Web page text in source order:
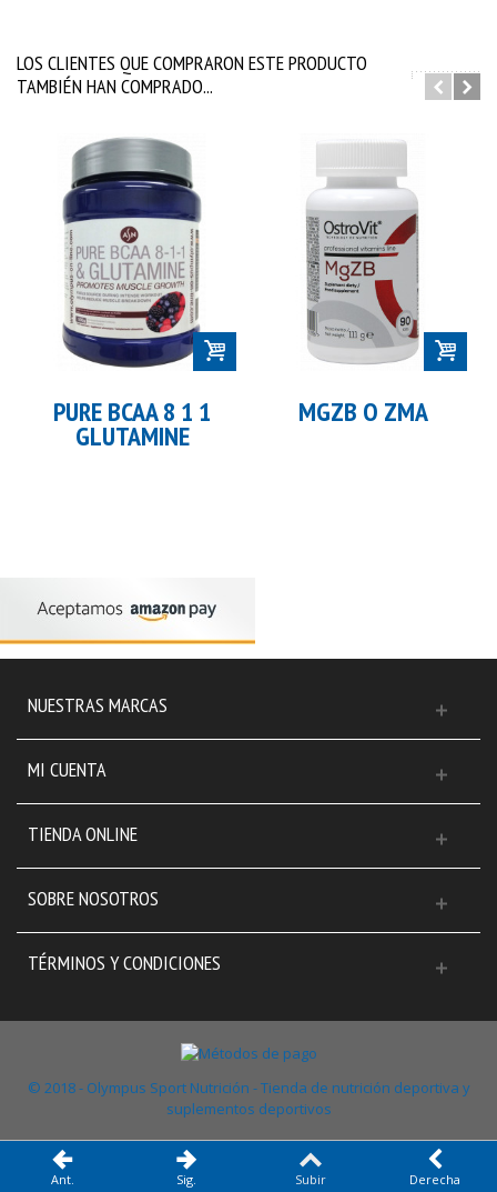
LOS CLIENTES QUE COMPRARON ESTE PRODUCTO
TAMBIÉN HAN COMPRADO...
PURE BCAA 8 1 1
GLUTAMINE
MGZB O ZMA
NUESTRAS MARCAS
MI CUENTA
TIENDA ONLINE
SOBRE NOSOTROS
TÉRMINOS Y CONDICIONES
© 2018 - Olympus Sport Nutrición - Tienda de nutrición deportiva y
suplementos deportivos
Ant. Sig. Derecha
Subir